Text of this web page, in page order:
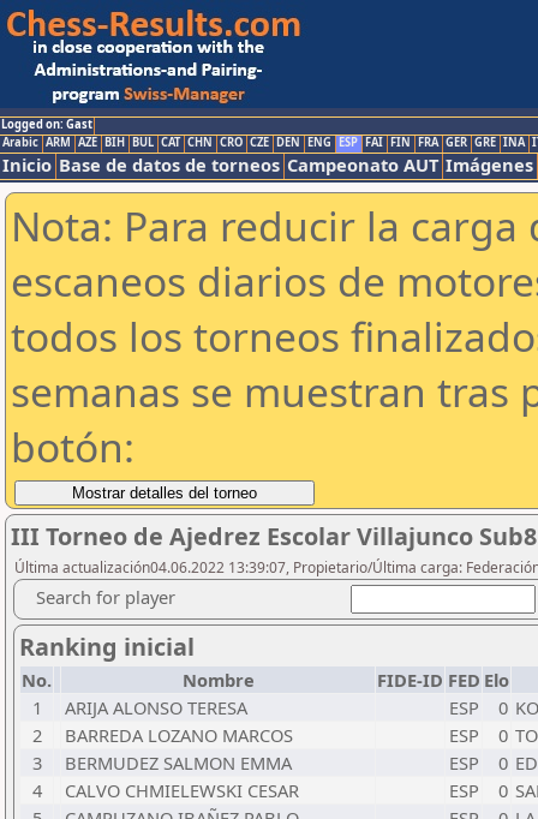
Logged on: Gast
Arabic ARM AZE BIH BUL CAT CHN CRO CZE DEN ENG ESP FAI FIN FRA GER GRE INA
Inicio Base de datos de torneos Campeonato AUT Imágenes
Nota: Para reducir la
escaneos diarios de
todos los torneos
semanas se muestran tras
botón:
III Torneo de Ajedrez Escolar Villajunco Sub8
Última actualización04.06.2022 13:39:07, Propietario/Última carga:
Search for player
Ranking inicial
No. Nombre FIDE-ID FED Elo
1
ARIJA ALONSO TERESA ESP 0
2
BARREDA LOZANO MARCOS ESP 0
3
BERMUDEZ SALMON EMMA ESP 0
4
CALVO CHMIELEWSKI CESAR ESP 0